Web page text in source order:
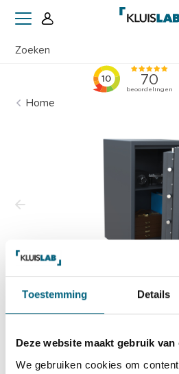
Toestemming Details
Deze website maakt gebruik van
We gebruiken cookies om
Home
Salvus
Bekijk alles Inbraakwerende Kluis